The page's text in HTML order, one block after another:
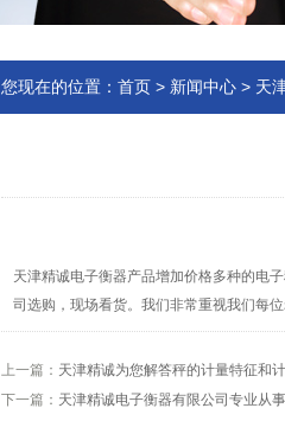
您现在的位置： 首页 > 新闻中心 > 天
天津精诚电子衡器产品增加价格多种的电
司选购，现场看货。我们非常重视我们每
上一篇： 天津精诚为您解答秤的计量特征和
下一篇： 天津精诚电子衡器有限公司专业从